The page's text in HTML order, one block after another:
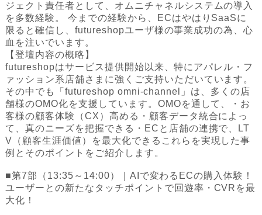
ジェクト責任者として、オムニチャネルシステムの導入
を多数経験。 今までの経験から、ECはやはりSaaSに
限ると確信し、futureshopユーザ様の事業成功の為、心
血を注いでいます。
【登壇内容の概略】
futureshopはサービス提供開始以来、特にアパレル・フ
ァッション系店舗さまに強くご支持いただいています。
その中でも「futureshop omni-channel」は、多くの店
舗様のOMO化を支援しています。OMOを通して、・お
客様の顧客体験（CX）高める・顧客データ統合によっ
て、真のニーズを把握できる・ECと店舗の連携で、LT
V（顧客生涯価値）を最大化できるこれらを実現した事
例とそのポイントをご紹介します。‍
■第7部（13:35～14:00）｜AIで変わるECの購入体験！
ユーザーとの新たなタッチポイントで回遊率・CVRを最
大化！